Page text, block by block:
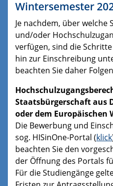
Wintersemester
Je nachdem, über welche
und/oder
verfügen, sind die
hin zur Einschreibung
beachten Sie daher
Staatsbürgerschaft aus
oder dem Europäischen
Die Bewerbung und
sog. HISinOne-Portal (klick
beachten Sie den
der Öffnung des Portals
Für die Studiengänge